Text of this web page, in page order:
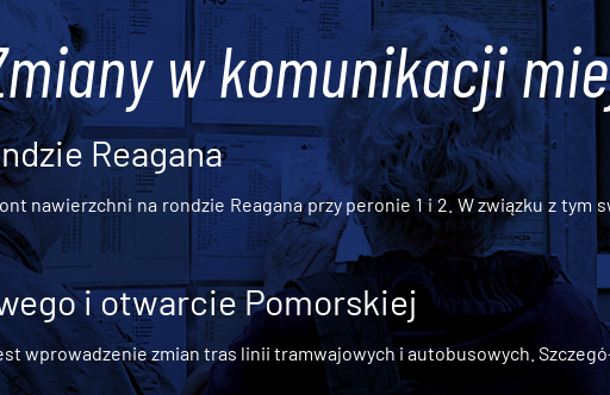
w komunikacji
Reagana
nawierzchni na rondzie Reagana przy peronie 1 i 2. W związku z tym
i otwarcie Pomorskiej
wprowadzenie zmian tras linii tramwajowych i autobusowych.